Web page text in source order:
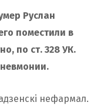
Руслан
поместили в
по ст. 328 УК.
нефармал.